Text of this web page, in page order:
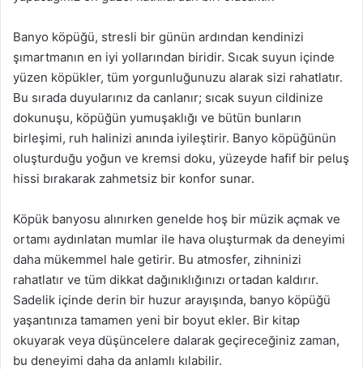
Banyo köpüğü, stresli bir günün ardından kendinizi
şımartmanın en iyi yollarından biridir. Sıcak suyun içinde
yüzen köpükler, tüm yorgunluğunuzu alarak sizi rahatlatır.
Bu sırada duyularınız da canlanır; sıcak suyun cildinize
dokunuşu, köpüğün yumuşaklığı ve bütün bunların
birleşimi, ruh halinizi anında iyileştirir. Banyo köpüğünün
oluşturduğu yoğun ve kremsi doku, yüzeyde hafif bir peluş
hissi bırakarak zahmetsiz bir konfor sunar.
Köpük banyosu alınırken genelde hoş bir müzik açmak ve
ortamı aydınlatan mumlar ile hava oluşturmak da deneyimi
daha mükemmel hale getirir. Bu atmosfer, zihninizi
rahatlatır ve tüm dikkat dağınıklığınızı ortadan kaldırır.
Sadelik içinde derin bir huzur arayışında, banyo köpüğü
yaşantınıza tamamen yeni bir boyut ekler. Bir kitap
okuyarak veya düşüncelere dalarak geçireceğiniz zaman,
bu deneyimi daha da anlamlı kılabilir.